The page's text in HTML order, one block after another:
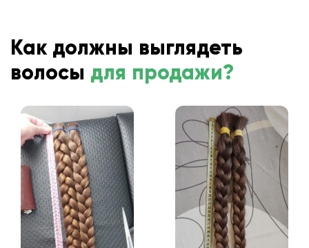
Как должны выглядеть
волосы для продажи?